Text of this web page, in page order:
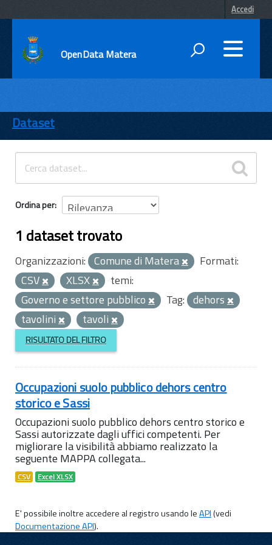
Accedi
OpenData Matera
ENTI
TEMI
INFORMAZIONI
Dataset
Ordina per
1 dataset trovato
Organizzazioni: Comune di Matera
Formati:
CSV
XLSX
temi:
Governo e settore pubblico
Tag: dehors
tavolini
tavoli
RISULTATO DEL FILTRO
Occupazioni suolo pubblico dehors centro
storico e Sassi
Occupazioni suolo pubblico dehors centro storico e
Sassi autorizzate dagli uffici competenti. Per
migliorare la visibilità abbiamo realizzato la
seguente MAPPA collegata...
CSV Excel XLSX
E' possibile inoltre accedere al registro usando leAPI(vedi
Documentazione API).